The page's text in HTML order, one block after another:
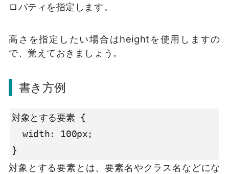
ロパティを指定します。
高さを指定したい場合はheightを使用しますの
で、覚えておきましょう。
書き方例
対象とする要素 {
  width: 100px;
}
対象とする要素とは、要素名やクラス名などにな